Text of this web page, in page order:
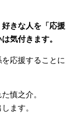
きな人を「応援
気付きます。
応援することに
慎之介。
ます。